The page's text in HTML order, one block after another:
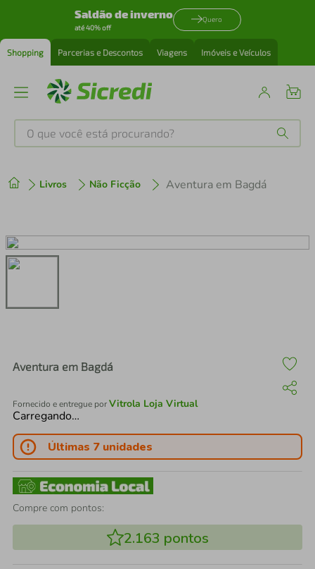
Saldão de inverno
até 40% off
Quero
Shopping Parcerias e Descontos Viagens Imóveis e Veículos
O que você está procurando?
Livros Não Ficção Aventura em Bagdá
Aventura em Bagdá
Fornecido e entregue porVitrola Loja Virtual
Carregando…
Últimas 7 unidades
Compre com pontos:
2.163 pontos
2º cafeteira